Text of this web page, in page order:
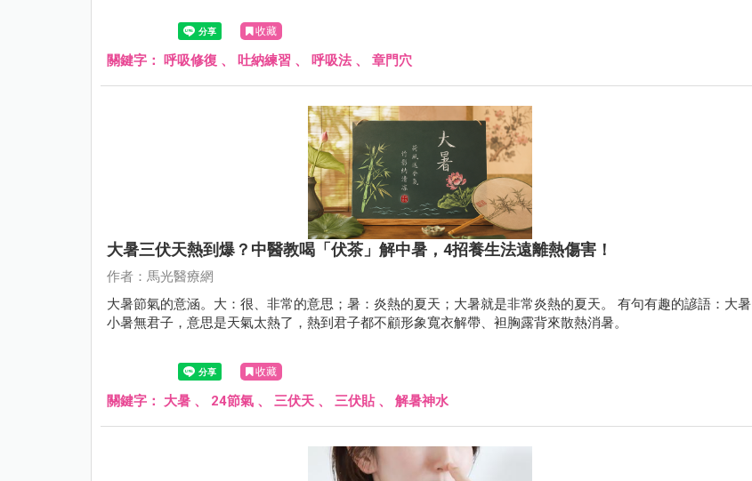
收藏
關鍵字： 呼吸修復 、 吐納練習 、 呼吸法 、 章門穴
大暑三伏天熱到爆？中醫教喝「伏茶」解中暑，4招養生法遠離熱傷害！
作者：馬光醫療網
大暑節氣的意涵。大：很、非常的意思；暑：炎熱的夏天；大暑就是非常炎熱的夏天。 有句有趣的諺語：大暑
小暑無君子，意思是天氣太熱了，熱到君子都不顧形象寬衣解帶、袒胸露背來散熱消暑。
收藏
關鍵字： 大暑 、 24節氣 、 三伏天 、 三伏貼、 解暑神水